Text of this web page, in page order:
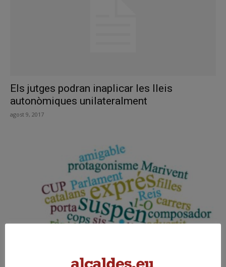
Els jutges podran inaplicar les lleis
autonòmiques unilateralment
agost 9, 2017